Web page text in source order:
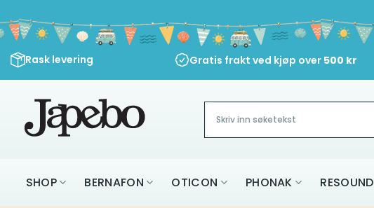
to
content
Rask levering Gratis frakt ved kjøp over 500 kr
Søk
etter:
SHOP BERNAFON OTICON PHONAK RESOUND